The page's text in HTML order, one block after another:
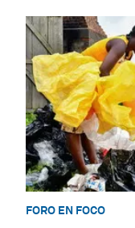
FORO EN FOCO